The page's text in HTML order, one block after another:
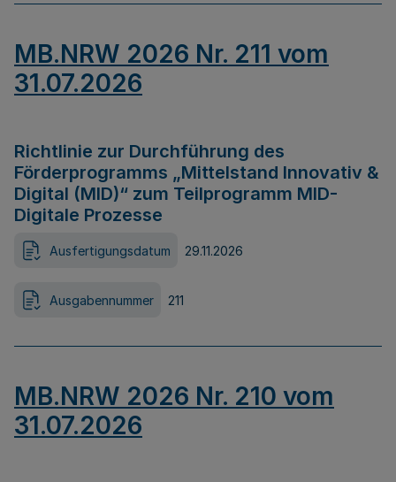
MB.NRW 2026 Nr. 211 vom
31.07.2026
Richtlinie zur Durchführung des
Förderprogramms „Mittelstand Innovativ &
Digital (MID)“ zum Teilprogramm MID-
Digitale Prozesse
Ausfertigungsdatum 29.11.2026
Ausgabennummer 211
MB.NRW 2026 Nr. 210 vom
31.07.2026